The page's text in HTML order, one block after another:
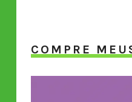
COMPRE